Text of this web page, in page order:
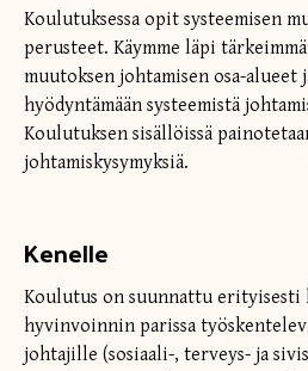
Koulutuksessa opit systeemisen
perusteet. Käymme läpi
muutoksen johtamisen osa-alueet
hyödyntämään systeemistä
Koulutuksen sisällöissä
johtamiskysymyksiä.
Kenelle
Koulutus on suunnattu erityisesti
hyvinvoinnin parissa
johtajille (sosiaali-, terveys- ja